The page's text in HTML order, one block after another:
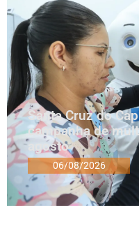
Santa Cruz do
campanha de
agosto
06/08/2026